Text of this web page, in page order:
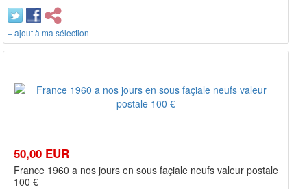
+ ajout à ma sélection
50,00 EUR
France 1960 a nos jours en sous façiale neufs valeur postale
100 €